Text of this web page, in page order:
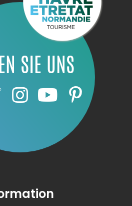
SIE UNS